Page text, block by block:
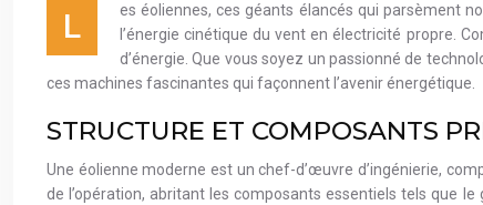
L
es éoliennes, ces géants élancés qui parsèment
l’énergie cinétique du vent en électricité propre.
d’énergie. Que vous soyez un passionné de
ces machines fascinantes qui façonnent l’avenir énergétique.
STRUCTURE ET COMPOSANTS
Une éolienne moderne est un chef-d’œuvre d’ingénierie,
de l’opération, abritant les composants essentiels tels que